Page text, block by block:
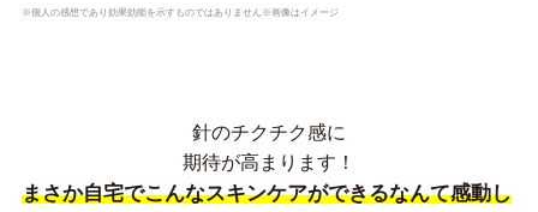
※個人の感想であり効果効能を示すものではありません※画像はイメージ
針のチクチク感に
期待が高まります！
まさか自宅でこんなスキンケアができるなんて感動し